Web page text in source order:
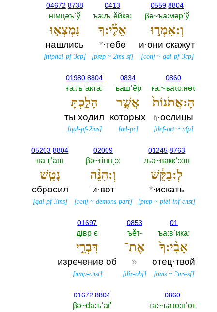
0559 8804
βә~ъа:мәрˈў
וְ:אָמְר֣וּ
и·они скажут
[conj~ qal-pf-3cp]
0413
ъэ:љˈěйка:‎
אֵלֶ֗י:ךָ
*·тебе
[prep ~2ms-sf]
04672 8738
нiмцәъˈў
נִמְצְא֤וּ
нашлись
[niphal-pf-3cp]
0860
ға:~ъаτо:нөτ
הָ:אֲתֹנוֹת֙
ђ·ослицы
[def-art ~nfp]
0834
ъашˈěр
אֲשֶׁ֣ר
которых
[rel-pr]
01980 8804
ға:љˈакта:‎
הָלַ֣כְתָּ
ты ходил
[qal-pf-2ms]
01245 8763
љә~ваккˈэ:ш
לְ:בַקֵּ֔שׁ
*·искать
[prep ~piel-inf-cnst]
02009
βә~ғiннˌэ:‎
וְ:הִנֵּ֨ה
и·вот
[conj ~demons-part]
05203 8804
на:ҭˈаш
נָטַ֤שׁ
сбросил
[qal-pf-3ms]
01
ъа:вˈика:‎
אָבִ֨י:ךָ֙
отец·твой
[nms~ 2ms-sf]
0853
ъěτ-‎
אֶת־
»
[dir-obj]
01697
дiврˈє
דִּבְרֵ֣י
изречение об
[nmp-cnst]
0860
ға:~ъаτо:нˈөτ
01672 8804
βә~đа:ъˈаґ